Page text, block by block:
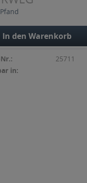
In den Warenkorb
25711
in: